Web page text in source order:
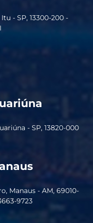
- SP, 13300-200 -
- SP, 13820-000
Manaus - AM, 69010-
9723